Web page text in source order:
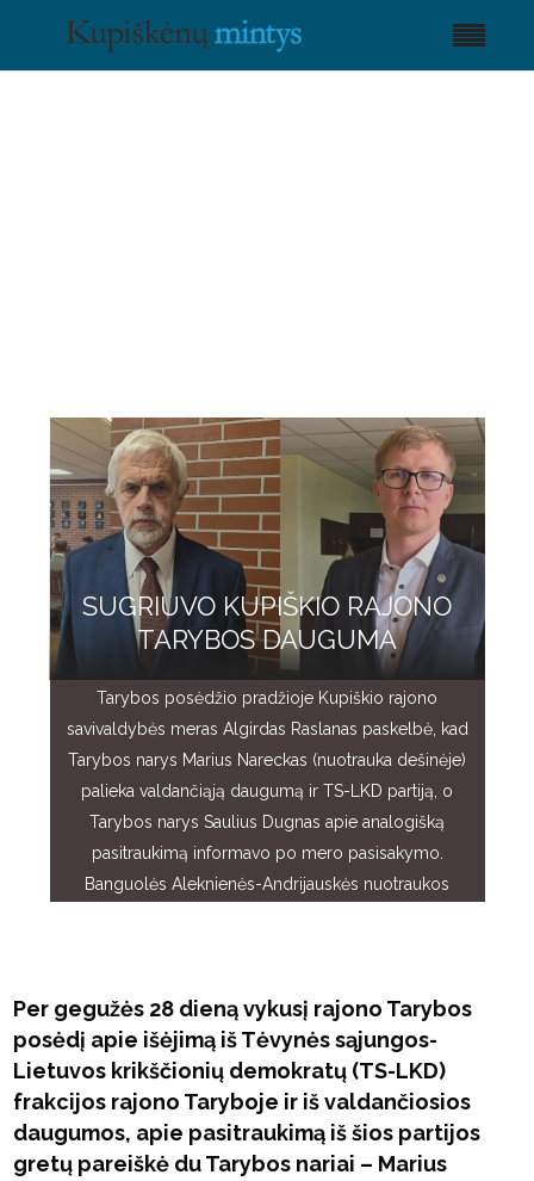
SUGRIUVO KUPIŠKIO RAJONO
TARYBOS DAUGUMA
Tarybos posėdžio pradžioje Kupiškio rajono
savivaldybės meras Algirdas Raslanas paskelbė, kad
Tarybos narys Marius Nareckas (nuotrauka dešinėje)
palieka valdančiąją daugumą ir TS-LKD partiją, o
Tarybos narys Saulius Dugnas apie analogišką
pasitraukimą informavo po mero pasisakymo.
Banguolės Aleknienės-Andrijauskės nuotraukos
Per gegužės 28 dieną vykusį rajono Tarybos
posėdį apie išėjimą iš Tėvynės sąjungos-
Lietuvos krikščionių demokratų (TS-LKD)
frakcijos rajono Taryboje ir iš valdančiosios
daugumos, apie pasitraukimą iš šios partijos
gretų pareiškė du Tarybos nariai – Marius